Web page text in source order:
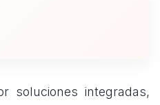
soluciones integradas,